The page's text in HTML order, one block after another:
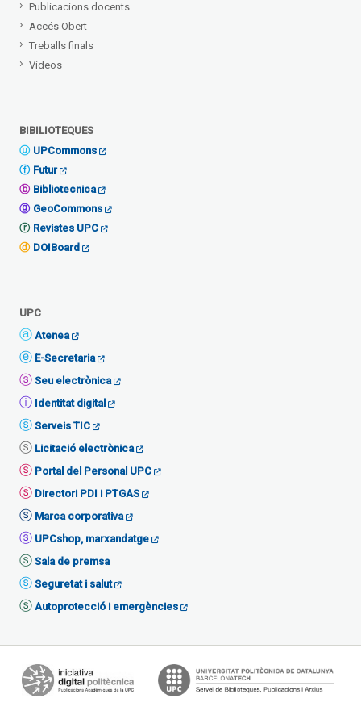
Publicacions docents
Accés Obert
Treballs finals
Vídeos
BIBILIOTEQUES
UPCommons
Futur
Bibliotecnica
GeoCommons
Revistes UPC
DOIBoard
UPC
Atenea
E-Secretaria
Seu electrònica
Identitat digital
Serveis TIC
Licitació electrònica
Portal del Personal UPC
Directori PDI i PTGAS
Marca corporativa
UPCshop, marxandatge
Sala de premsa
Seguretat i salut
Autoprotecció i emergències